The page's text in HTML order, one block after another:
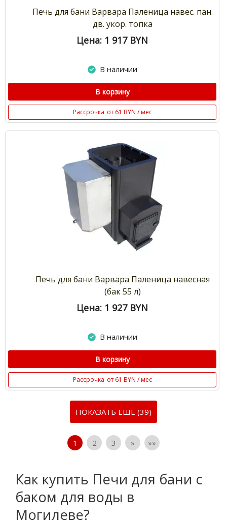
Печь для бани Варвара Паленица навес. пан.
дв. укор. топка
Цена: 1 917 BYN
В наличии
В корзину
Рассрочка от 61 BYN / мес
Печь для бани Варвара Паленица навесная
(бак 55 л)
Цена: 1 927 BYN
В наличии
В корзину
Рассрочка от 61 BYN / мес
ПОКАЗАТЬ ЕЩЕ (39)
1 2 3 » »»
Как купить Печи для бани с
баком для воды в
Могилеве?